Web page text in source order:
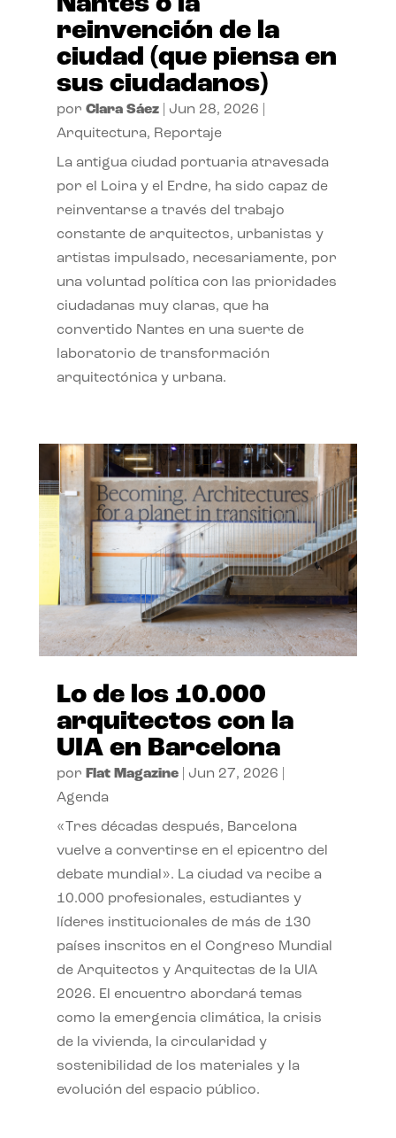
reinvención de la
ciudad (que piensa en
sus ciudadanos)
por Clara Sáez| Jun 28, 2026
Arquitectura, Reportaje
La antigua ciudad portuaria atravesada
por el Loira y el Erdre, ha sido capaz de
reinventarse a través del trabajo
constante de arquitectos, urbanistas y
artistas impulsado, necesariamente, por
una voluntad política con las prioridades
ciudadanas muy claras, que ha
convertido Nantes en una suerte de
laboratorio de transformación
arquitectónica y urbana.
Lo de los 10.000
arquitectos con la
UIA en Barcelona
por Flat Magazine| Jun 27, 2026
Agenda
«Tres décadas después, Barcelona
vuelve a convertirse en el epicentro del
debate mundial». La ciudad va recibe a
10.000 profesionales, estudiantes y
líderes institucionales de más de 130
países inscritos en el Congreso Mundial
de Arquitectos y Arquitectas de la UIA
2026. El encuentro abordará temas
como la emergencia climática, la crisis
de la vivienda, la circularidad y
sostenibilidad de los materiales y la
evolución del espacio público.